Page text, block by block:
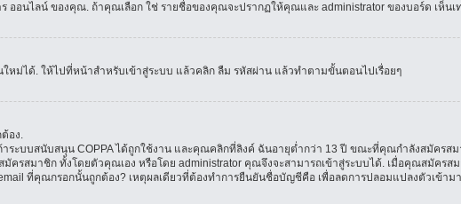
อนไลน์ ของคุณ. ถ้าคุณเลือก ใช่ รายชื่อของคุณจะปรากฏให้คุณและ administrator ของบอร์ด เห็น
ม่ได้. ให้ไปที่หน้าสำหรับเข้าสู่ระบบ แล้วคลิก ลืม รหัสผ่าน แล้วทำตามขั้นตอนไปเรื่อยๆ
อง.
าระบบสนับสนุน COPPA ได้ถูกใช้งาน และคุณคลิกที่ลิงค์ ฉันอายุต่ำกว่า 13 ปี ขณะที่คุณกำลังสมัค
ครสมาชิก ทั้งโดยตัวคุณเอง หรือโดย administrator คุณจึงจะสามารถเข้าสู่ระบบได้. เมื่อคุณสมัค
ที่คุณกรอกนั้นถูกต้อง? เหตุผลเดียวที่ต้องทำการยืนยันชื่อบัญชีคือ เพื่อลดการปลอมแปลงตัวเข้า